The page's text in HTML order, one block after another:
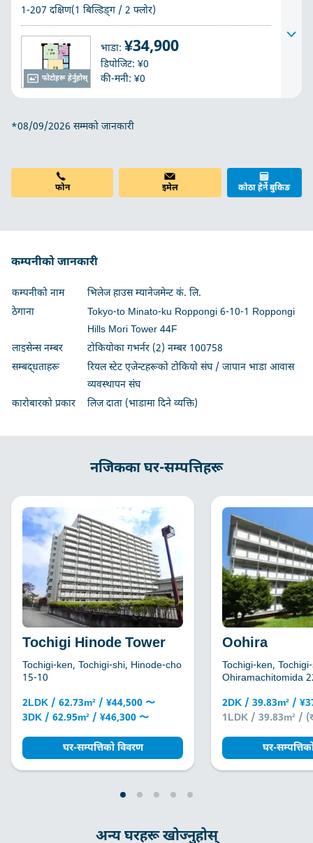
फोटोहरू हेर्नुहोस्
1-207 दक्षिण(1 बिल्डिङ्ग / 2 फ्लोर)
भाडा: ¥34,900
डिपोजिट: ¥0
की-मनी: ¥0
*08/09/2026 सम्मको जानकारी
फोन इमेल कोठा हेर्ने बुकिङ
कम्पनीको जानकारी
कम्पनीको नाम
भिलेज हाउस म्यानेजमेन्ट कं. लि.
ठेगाना
Tokyo-to Minato-ku Roppongi 6-10-1 Roppongi
Hills Mori Tower 44F
लाइसेन्स नम्बर
टोकियोका गभर्नर (2) नम्बर 100758
सम्बद्धताहरू
रियल स्टेट एजेन्टहरूको टोकियो संघ / जापान भाडा आवास
व्यवस्थापन संघ
कारोबारको प्रकार
लिज दाता (भाडामा दिने व्यक्ति)
नजिकका घर-सम्पत्तिहरू
Tochigi Hinode Tower
Tochigi-ken, Tochigi-shi, Hinode-cho
15-10
2LDK / 62.73m² / ¥44,500 〜
3DK / 62.95m² / ¥46,300 〜
घर-सम्पत्तिको विवरण
Oohira
Tochigi-ken,
Ohiramachitomida
2DK / 39.83m² /
1LDK / 39.83m² /
घर-
अन्य घरहरू खोज्नुहोस्